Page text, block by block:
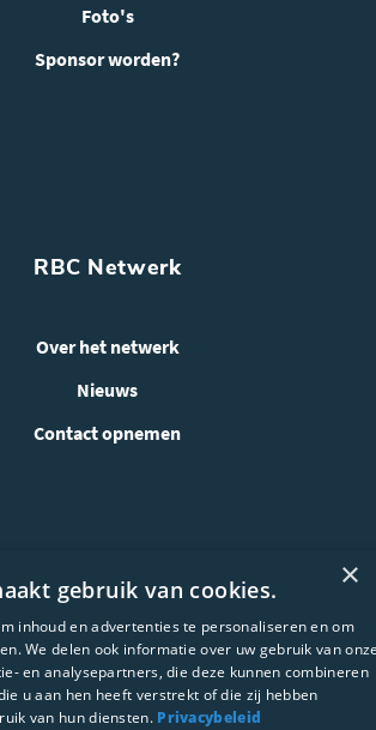
Foto's
Sponsor worden?
RBC Netwerk
Over het netwerk
Nieuws
Contact opnemen
WEBSITE ONTWIKKELING:
×
gebruik van cookies.
inhoud en advertenties te personaliseren en om
We delen ook informatie over uw gebruik van
en analysepartners, die deze kunnen combineren
u aan hen heeft verstrekt of die zij hebben
van hun diensten. Privacybeleid